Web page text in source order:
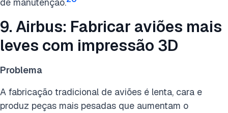
de manutenção.
9. Airbus: Fabricar aviões mais
leves com impressão 3D
Problema
A fabricação tradicional de aviões é lenta, cara e
produz peças mais pesadas que aumentam o